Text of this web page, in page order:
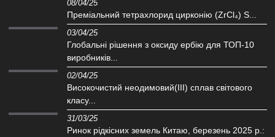
08/04/25
Преміальний тетрахлорид цирконію (ZrCl₄) S...
03/04/25
Глобальні рішення з оксиду ербію для ТОП-10
виробників...
02/04/25
Високочистий неодимовий(III) сплав світового
класу...
31/03/25
Ринок рідкісних земель Китаю, березень 2025 р.: